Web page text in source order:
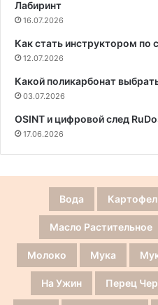
Лабиринт
16.07.2026
Как стать инструктором по
12.07.2026
Какой поликарбонат
03.07.2026
OSINT и цифровой след
17.06.2026
Вода
Масло Растительное
Молоко Мука
На Ужин Перец